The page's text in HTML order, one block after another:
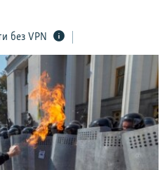
без VPN